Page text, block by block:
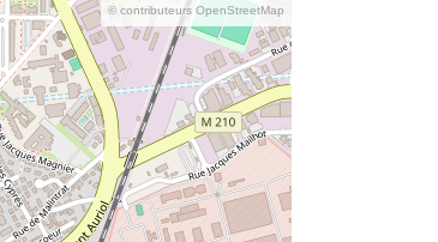
© contributeurs OpenStreetMap